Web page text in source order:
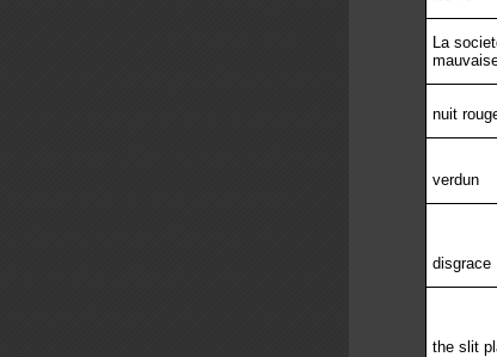
La
nuit
verdun
disgrace
the slit